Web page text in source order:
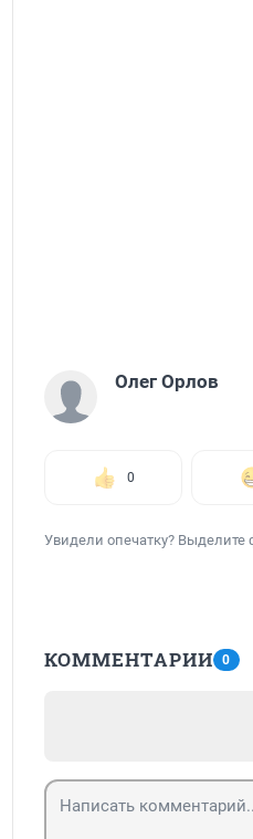
Олег Орлов
0
Увидели опечатку? Выделите
КОММЕНТАРИИ 0